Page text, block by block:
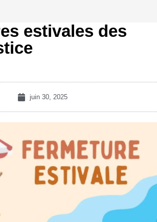
estivales des
juin 30, 2025